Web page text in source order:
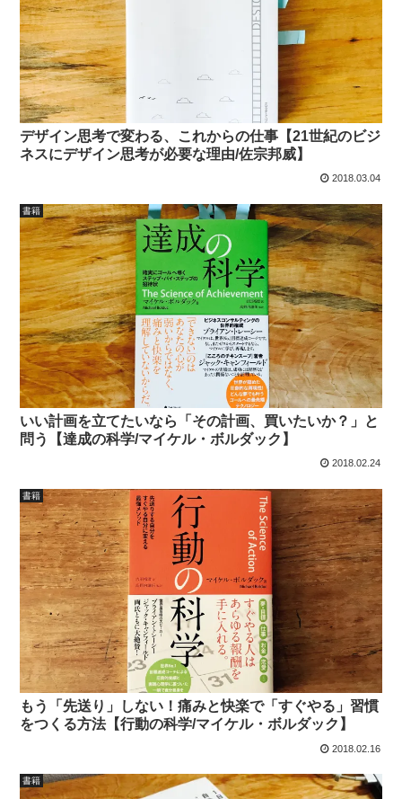
デザイン思考で変わる、これからの仕事【21世紀のビジ
ネスにデザイン思考が必要な理由/佐宗邦威】
2018.03.04
書籍
いい計画を立てたいなら「その計画、買いたいか？」と
問う【達成の科学/マイケル・ボルダック】
2018.02.24
書籍
もう「先送り」しない！痛みと快楽で「すぐやる」習慣
をつくる方法【行動の科学/マイケル・ボルダック】
2018.02.16
書籍